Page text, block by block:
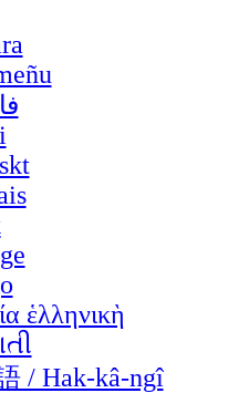
ἑλληνικὴ
/ Hak-kâ-ngî